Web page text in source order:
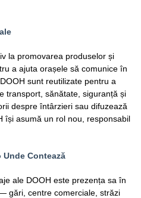
la promovarea produselor și
a ajuta orașele să comunice în
sunt reutilizate pentru a
transport, sănătate, siguranță și
despre întârzieri sau difuzează
își asumă un rol nou, responsabil
Contează
ale DOOH este prezența sa în
gări, centre comerciale, străzi